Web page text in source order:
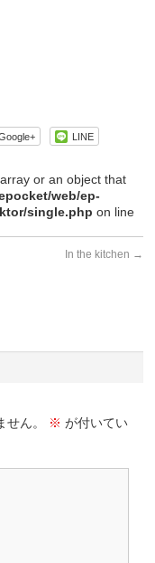
LINE
or an object that
web/ep-
single.php on line
In the kitchen →
ん。 ※ が付いてい